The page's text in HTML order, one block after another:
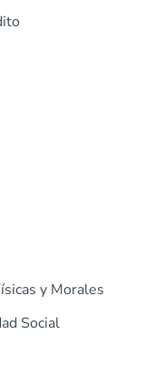
y Morales
Social